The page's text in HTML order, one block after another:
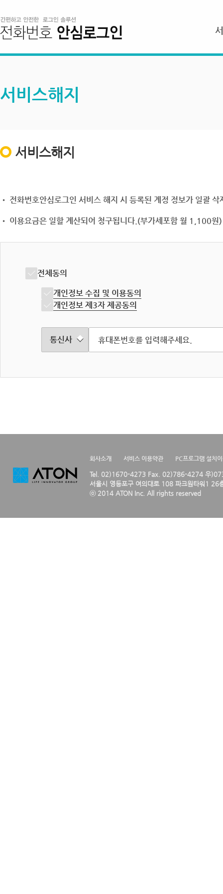
서비스해지
서비스해지
• 전화번호안심로그인 서비스 해지 시 등록된 계정 정보가 일괄
• 이용요금은 일할 계산되어 청구됩니다.(부가세포함 월 1,100원)
전체동의
개인정보 수집 및 이용동의
개인정보 제3자 제공동의
회사소개 서비스 이용약관 PC프로그램 설치
Tel. 02)1670-4273 Fax. 02)786-4274 우
서울시 영등포구 여의대로 108 파크원타워1 26
ⓒ 2014 ATON Inc. All rights reserved